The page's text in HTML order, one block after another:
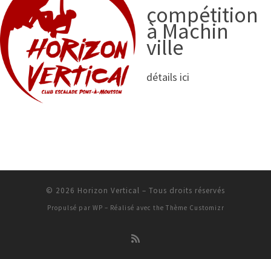
compétition
à Machin
ville
détails ici
© 2026 Horizon Vertical – Tous droits réservés
Propulsé par WP – Réalisé avec the Thème Customizr